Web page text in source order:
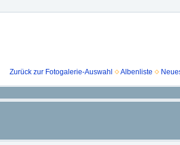
Zurück zur Fotogalerie-Auswahl
Albenliste